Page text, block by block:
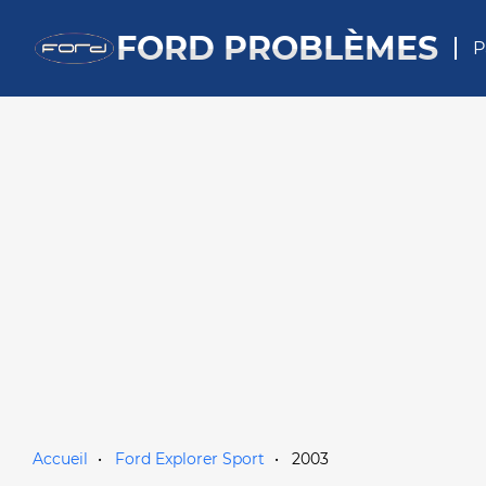
FORD PROBLÈMES
Accueil Ford Explorer Sport 2003